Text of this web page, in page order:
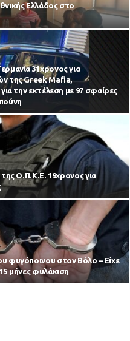
Ελλάδος στο
31χρονος για
της Greek Mafia,
για την εκτέλεση με 97 σφαίρες
Ο.Π.Κ.Ε. 19χρονος για
φυγόποινου στον Βόλο – Είχε
μήνες φυλάκιση